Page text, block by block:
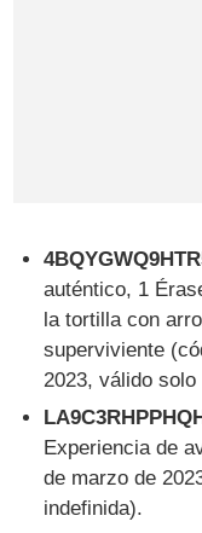
auténtico, 1
la tortilla con
superviviente
2023, válido
Experiencia de
de marzo de
indefinida).